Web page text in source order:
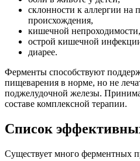
склонности к аллергии на
происхождения,
кишечной непроходимости,
острой кишечной
диарее.
Ферменты способствуют
пищеварения в норме, но не
поджелудочной железы.
составе комплексной терапии.
Список
Существует много ферментных